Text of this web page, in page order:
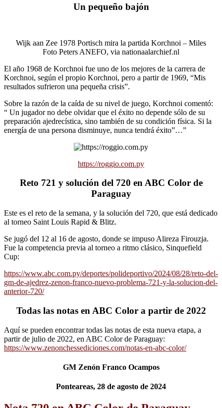
Un pequeño bajón
Wijk aan Zee 1978 Portisch mira la partida Korchnoi – Miles
Foto Peters ANEFO, via nationaalarchief.nl
El año 1968 de Korchnoi fue uno de los mejores de la carrera de
Korchnoi, según el propio Korchnoi, pero a partir de 1969, “Mis
resultados sufrieron una pequeña crisis”.
Sobre la razón de la caída de su nivel de juego, Korchnoi comentó:
“ Un jugador no debe olvidar que el éxito no depende sólo de su
preparación ajedrecística, sino también de su condición física. Si la
energía de una persona disminuye, nunca tendrá éxito”…”
https://roggio.com.py
Reto 721 y solución del 720 en ABC Color de
Paraguay
Este es el reto de la semana, y la solución del 720, que está dedicado
al torneo Saint Louis Rapid & Blitz.
Se jugó del 12 al 16 de agosto, donde se impuso Alireza Firouzja.
Fue la competencia previa al torneo a ritmo clásico, Sinquefield
Cup:
https://www.abc.com.py/deportes/polideportivo/2024/08/28/reto-del-
gm-de-ajedrez-zenon-franco-nuevo-problema-721-y-la-solucion-del-
anterior-720/
Todas las notas en ABC Color a partir de 2022
Aquí se pueden encontrar todas las notas de esta nueva etapa, a
partir de julio de 2022, en ABC Color de Paraguay:
https://www.zenonchessediciones.com/notas-en-abc-color/
GM Zenón Franco Ocampos
Ponteareas, 28 de agosto de 2024